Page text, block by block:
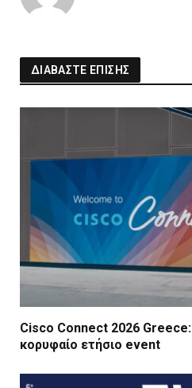
ΔΙΑΒΑΣΤΕ ΕΠΙΣΗΣ
Cisco Connect 2026
κορυφαίο ετήσιο event